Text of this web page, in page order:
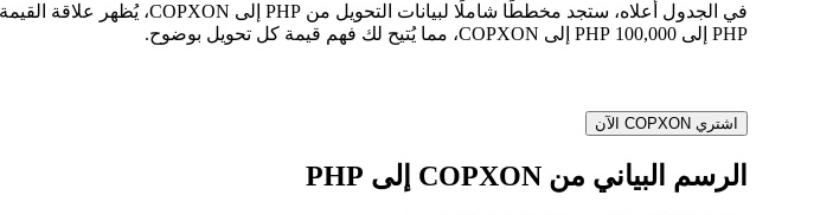
PHP إلى 100,000 PHP إلى COPXON، مما يُتيح لك فهم قيمة كل تحويل بوضوح.
اشتري COPXON الآن
الرسم البياني من COPXON إلى PHP